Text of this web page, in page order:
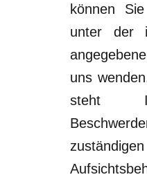
können
unter der
uns
steht
zuständigen